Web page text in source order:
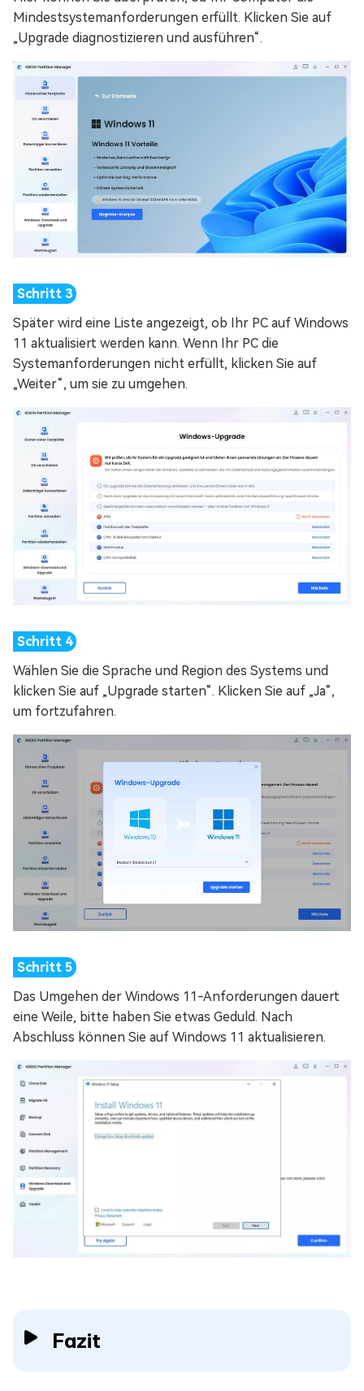
Mindestsystemanforderungen erfüllt. Klicken Sie auf
„Upgrade diagnostizieren und ausführen“.
Später wird eine Liste angezeigt, ob Ihr PC auf Windows
11 aktualisiert werden kann. Wenn Ihr PC die
Systemanforderungen nicht erfüllt, klicken Sie auf
„Weiter“, um sie zu umgehen.
Wählen Sie die Sprache und Region des Systems und
klicken Sie auf „Upgrade starten“. Klicken Sie auf „Ja“,
um fortzufahren.
Das Umgehen der Windows 11-Anforderungen dauert
eine Weile, bitte haben Sie etwas Geduld. Nach
Abschluss können Sie auf Windows 11 aktualisieren.
Fazit